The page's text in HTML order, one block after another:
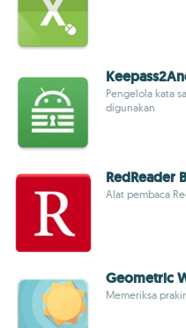
Pengelola kata
digunakan
RedReader
Alat pembaca
Geometric
Memeriksa